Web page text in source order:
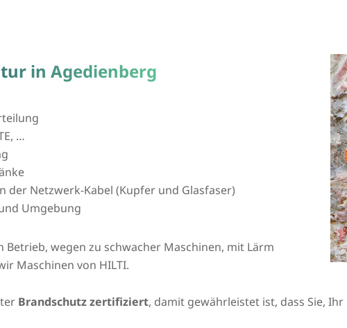
in Agedienberg
…
der Netzwerk-Kabel (Kupfer und Glasfaser)
Umgebung
wegen zu schwacher Maschinen, mit Lärm
Maschinen von HILTI.
Brandschutz zertifiziert, damit gewährleistet ist, dass Sie,